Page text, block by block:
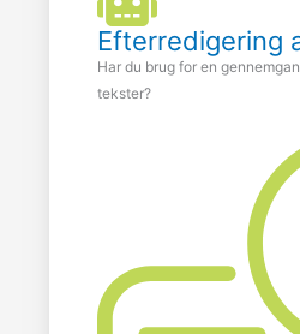
Efterredigering
Har du brug for en
tekster?